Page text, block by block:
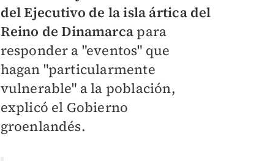
del Ejecutivo de la isla ártica del
Reino de Dinamarca para
responder a "eventos" que
hagan "particularmente
vulnerable" a la población,
explicó el Gobierno
groenlandés.